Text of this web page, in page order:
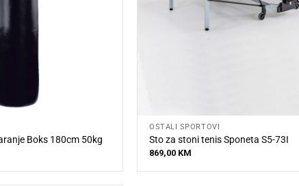
Boks 180cm 50kg
OSTALI SPORTOVI
Sto za stoni tenis Sponeta S5-73I
869,00 KM